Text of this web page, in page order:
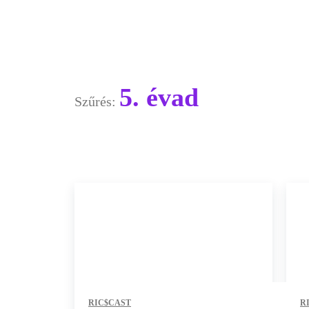
Szűrés: 5. évad
RIC$CAST